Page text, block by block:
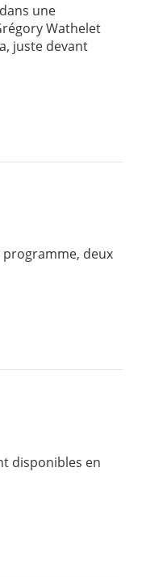
une
Wathelet
juste devant
programme, deux
disponibles en